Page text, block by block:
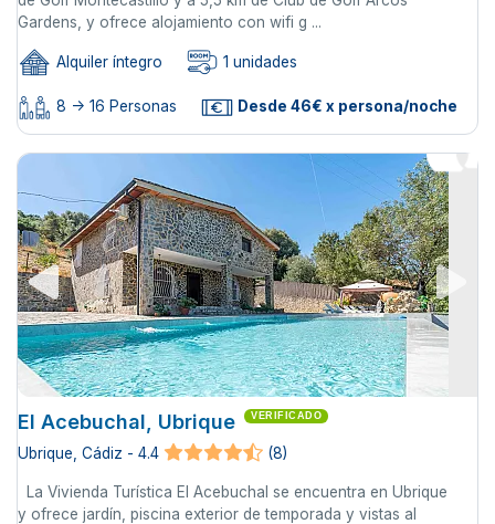
Gardens, y ofrece alojamiento con wifi g ...
Alquiler íntegro 1 unidades
8 -> 16 Personas Desde 46€ x persona/noche
El Acebuchal, Ubrique VERIFICADO
Ubrique, Cádiz - 4.4 (8)
La Vivienda Turística El Acebuchal se encuentra en Ubrique
y ofrece jardín, piscina exterior de temporada y vistas al